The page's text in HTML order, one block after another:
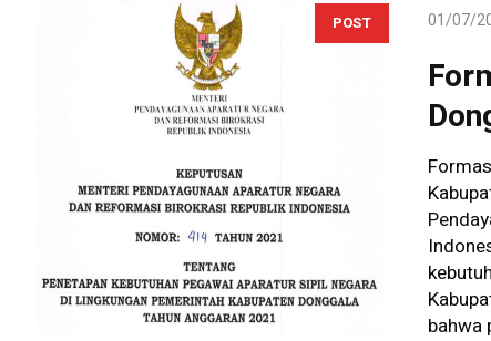
POST 01/07/
bahwa